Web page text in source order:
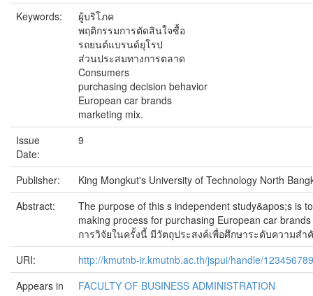
Keywords:
ผู้บริโภค
พฤติกรรมการตัดสินใจซื้อ
รถยนต์แบรนด์ยุโรป
ส่วนประสมทางการตลาด
Consumers
purchasing decision behavior
European car brands
marketing mix.
Issue
Date:
9
Publisher:
King Mongkut's University of Technology North
Abstract:
The purpose of this s independent study&apos;s is
making process for purchasing European car
การวิจัยในครั้งนี้ มีวัตถุประสงค์เพื่อศึกษาระดับความ
URI:
http://kmutnb-ir.kmutnb.ac.th/jspui/handle/
Appears in
FACULTY OF BUSINESS ADMINISTRATION